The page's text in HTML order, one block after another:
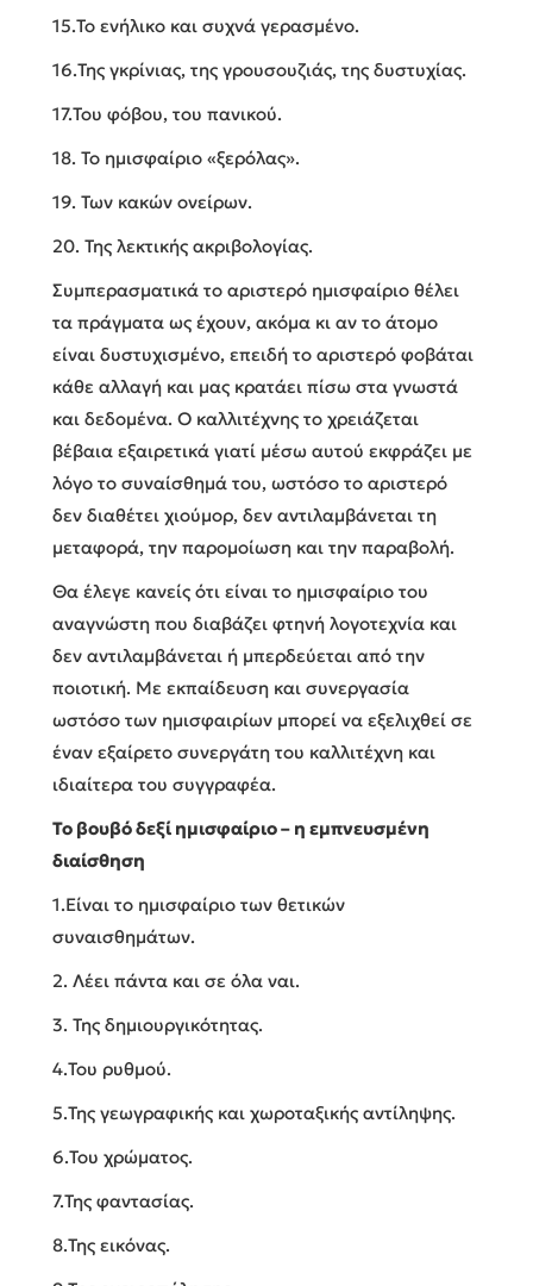
15.Το ενήλικο και συχνά γερασμένο.
16.Της γκρίνιας, της γρουσουζιάς, της δυστυχίας.
17.Του φόβου, του πανικού.
18. Το ημισφαίριο «ξερόλας».
19. Των κακών ονείρων.
20. Της λεκτικής ακριβολογίας.
Συμπερασματικά το αριστερό ημισφαίριο θέλει
τα πράγματα ως έχουν, ακόμα κι αν το άτομο
είναι δυστυχισμένο, επειδή το αριστερό φοβάται
κάθε αλλαγή και μας κρατάει πίσω στα γνωστά
και δεδομένα. Ο καλλιτέχνης το χρειάζεται
βέβαια εξαιρετικά γιατί μέσω αυτού εκφράζει με
λόγο το συναίσθημά του, ωστόσο το αριστερό
δεν διαθέτει χιούμορ, δεν αντιλαμβάνεται τη
μεταφορά, την παρομοίωση και την παραβολή.
Θα έλεγε κανείς ότι είναι το ημισφαίριο του
αναγνώστη που διαβάζει φτηνή λογοτεχνία και
δεν αντιλαμβάνεται ή μπερδεύεται από την
ποιοτική. Με εκπαίδευση και συνεργασία
ωστόσο των ημισφαιρίων μπορεί να εξελιχθεί σε
έναν εξαίρετο συνεργάτη του καλλιτέχνη και
ιδιαίτερα του συγγραφέα.
Το βουβό δεξί ημισφαίριο – η εμπνευσμένη
διαίσθηση
1.Είναι το ημισφαίριο των θετικών
συναισθημάτων.
2. Λέει πάντα και σε όλα ναι.
3. Της δημιουργικότητας.
4.Του ρυθμού.
5.Της γεωγραφικής και χωροταξικής αντίληψης.
6.Του χρώματος.
7.Της φαντασίας.
8.Της εικόνας.